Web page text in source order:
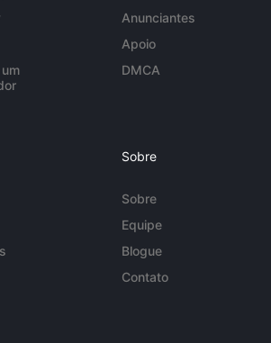
Anunciantes
Apoio
DMCA
Sobre
Sobre
Equipe
Blogue
Contato